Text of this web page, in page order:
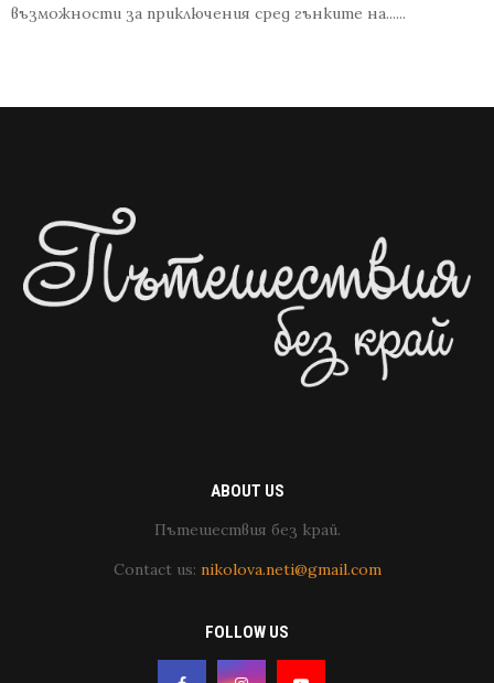
възможности за приключения сред гънките на......
ABOUT US
Пътешествия без край.
Contact us: nikolova.neti@gmail.com
FOLLOW US